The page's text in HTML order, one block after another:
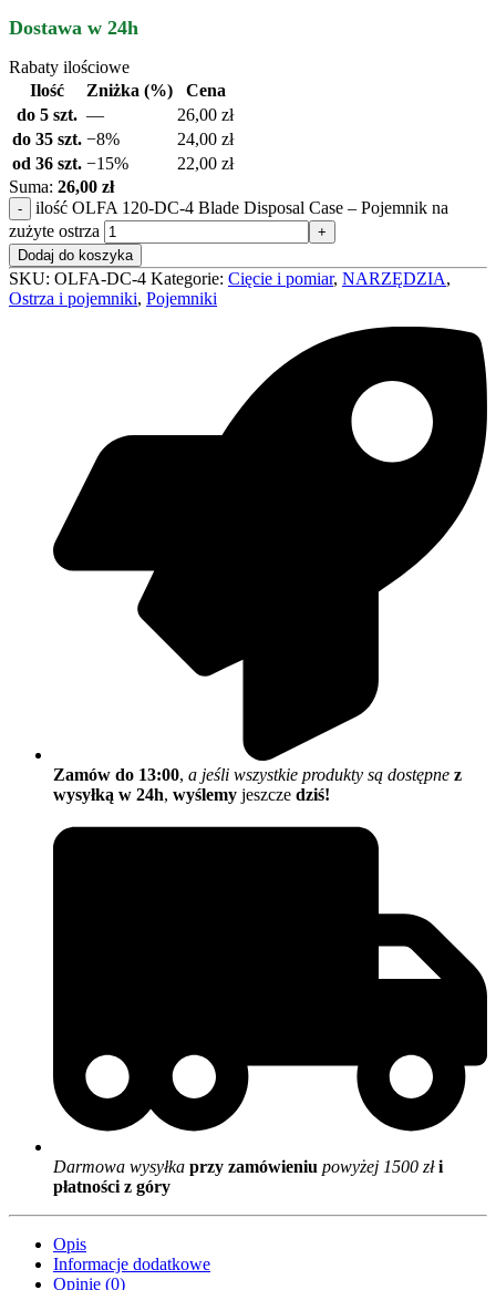
Dostawa w 24h
Rabaty ilościowe
Ilość
Zniżka (%)
Cena
do 5 szt. — 26,00 zł
do 35 szt. −8% 24,00 zł
od 36 szt. −15% 22,00 zł
Suma: 26,00 zł
ilość OLFA 120-DC-4 Blade Disposal Case – Pojemnik na
zużyte ostrza
Dodaj do koszyka
SKU: OLFA-DC-4 Kategorie: Cięcie i pomiar, NARZĘDZIA,
Ostrza i pojemniki, Pojemniki
Zamów do 13:00, a jeśli wszystkie produkty są dostępne z
wysyłką w 24h, wyślemy jeszcze dziś!
Darmowa wysyłka przy zamówieniu powyżej 1500 złi
płatności z góry
Opis
Informacje dodatkowe
Opinie (0)